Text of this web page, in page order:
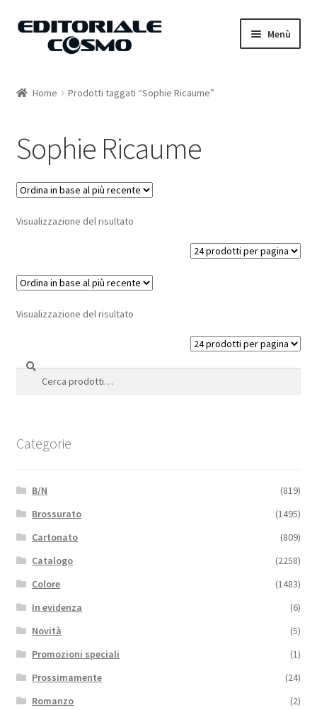
Vai
Vai
Menù
Carrello
Il mio account
Home Prodotti taggati “Sophie Ricaume”
Sophie Ricaume
Visualizzazione del risultato
Visualizzazione del risultato
Cerca:
Cerca
Categorie
B/N
(819)
Brossurato
(1495)
Cartonato
(809)
Catalogo
(2258)
Colore
(1483)
In evidenza
(6)
Novità
(5)
Promozioni speciali
(1)
Prossimamente
(24)
Romanzo
(2)